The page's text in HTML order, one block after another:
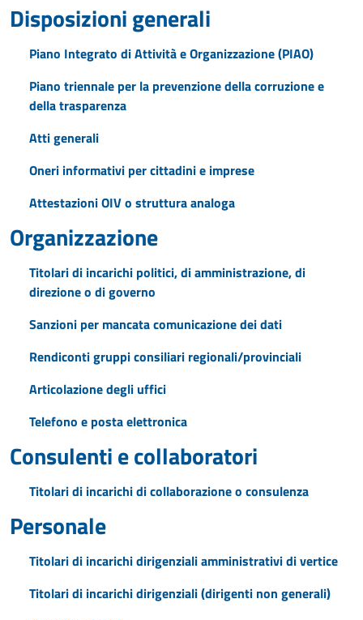
Disposizioni generali
Piano Integrato di Attività e Organizzazione (PIAO)
Piano triennale per la prevenzione della corruzione e
della trasparenza
Atti generali
Oneri informativi per cittadini e imprese
Attestazioni OIV o struttura analoga
Organizzazione
Titolari di incarichi politici, di amministrazione, di
direzione o di governo
Sanzioni per mancata comunicazione dei dati
Rendiconti gruppi consiliari regionali/provinciali
Articolazione degli uffici
Telefono e posta elettronica
Consulenti e collaboratori
Titolari di incarichi di collaborazione o consulenza
Personale
Titolari di incarichi dirigenziali amministrativi di vertice
Titolari di incarichi dirigenziali (dirigenti non generali)